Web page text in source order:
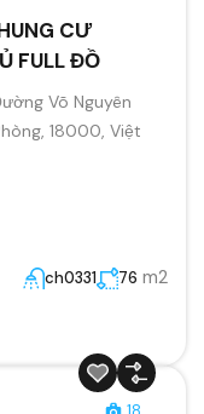
CƯ
FULL ĐỒ
Võ Nguyên
18000, Việt
ch0331 76 m2